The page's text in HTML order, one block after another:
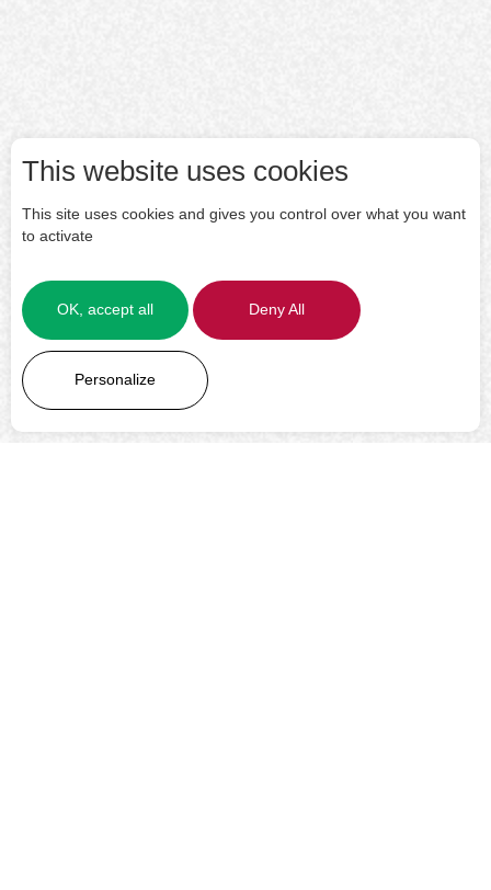
This website uses cookies
This site uses cookies and gives you control over what you want
to activate
OK, accept all Deny All
Personalize